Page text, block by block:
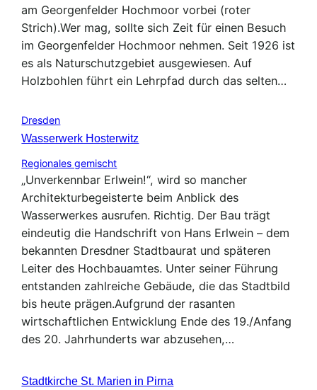
am Georgenfelder Hochmoor vorbei (roter
Strich).Wer mag, sollte sich Zeit für einen Besuch
im Georgenfelder Hochmoor nehmen. Seit 1926 ist
es als Naturschutzgebiet ausgewiesen. Auf
Holzbohlen führt ein Lehrpfad durch das selten…
Dresden
Wasserwerk Hosterwitz
Regionales gemischt
„Unverkennbar Erlwein!“, wird so mancher
Architekturbegeisterte beim Anblick des
Wasserwerkes ausrufen. Richtig. Der Bau trägt
eindeutig die Handschrift von Hans Erlwein – dem
bekannten Dresdner Stadtbaurat und späteren
Leiter des Hochbauamtes. Unter seiner Führung
entstanden zahlreiche Gebäude, die das Stadtbild
bis heute prägen.Aufgrund der rasanten
wirtschaftlichen Entwicklung Ende des 19./Anfang
des 20. Jahrhunderts war abzusehen,…
Stadtkirche St. Marien in Pirna